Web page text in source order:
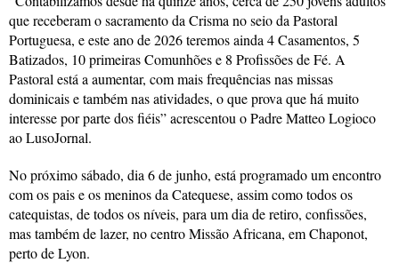
que receberam o sacramento da Crisma no seio da Pastoral
Portuguesa, e este ano de 2026 teremos ainda 4 Casamentos, 5
Batizados, 10 primeiras Comunhões e 8 Profissões de Fé. A
Pastoral está a aumentar, com mais frequências nas missas
dominicais e também nas atividades, o que prova que há muito
interesse por parte dos fiéis” acrescentou o Padre Matteo Logioco
ao LusoJornal.
No próximo sábado, dia 6 de junho, está programado um encontro
com os pais e os meninos da Catequese, assim como todos os
catequistas, de todos os níveis, para um dia de retiro, confissões,
mas também de lazer, no centro Missão Africana, em Chaponot,
perto de Lyon.